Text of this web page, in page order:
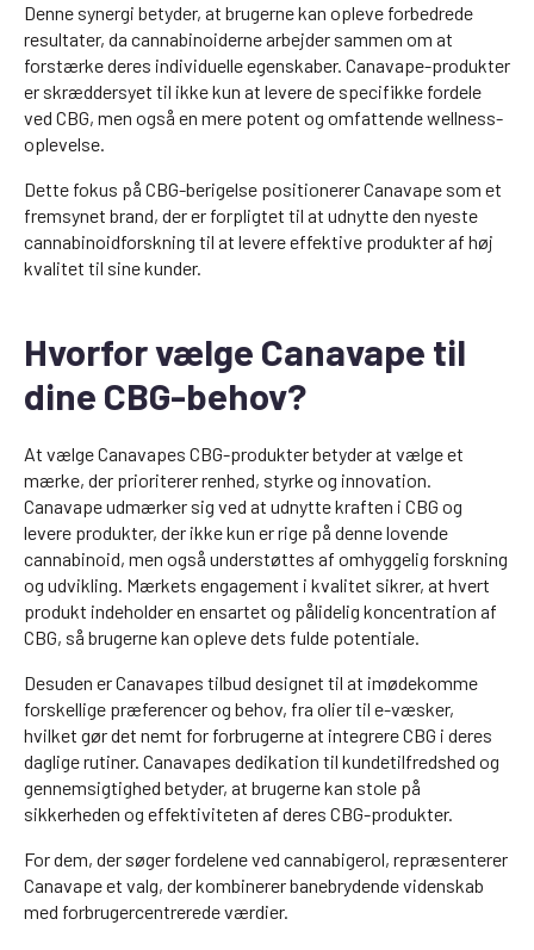
Denne synergi betyder, at brugerne kan opleve forbedrede
resultater, da cannabinoiderne arbejder sammen om at
forstærke deres individuelle egenskaber. Canavape-produkter
er skræddersyet til ikke kun at levere de specifikke fordele
ved CBG, men også en mere potent og omfattende wellness-
oplevelse.
Dette fokus på CBG-berigelse positionerer Canavape som et
fremsynet brand, der er forpligtet til at udnytte den nyeste
cannabinoidforskning til at levere effektive produkter af høj
kvalitet til sine kunder.
Hvorfor vælge Canavape til
dine CBG-behov?
At vælge Canavapes CBG-produkter betyder at vælge et
mærke, der prioriterer renhed, styrke og innovation.
Canavape udmærker sig ved at udnytte kraften i CBG og
levere produkter, der ikke kun er rige på denne lovende
cannabinoid, men også understøttes af omhyggelig forskning
og udvikling. Mærkets engagement i kvalitet sikrer, at hvert
produkt indeholder en ensartet og pålidelig koncentration af
CBG, så brugerne kan opleve dets fulde potentiale.
Desuden er Canavapes tilbud designet til at imødekomme
forskellige præferencer og behov, fra olier til e-væsker,
hvilket gør det nemt for forbrugerne at integrere CBG i deres
daglige rutiner. Canavapes dedikation til kundetilfredshed og
gennemsigtighed betyder, at brugerne kan stole på
sikkerheden og effektiviteten af deres CBG-produkter.
For dem, der søger fordelene ved cannabigerol, repræsenterer
Canavape et valg, der kombinerer banebrydende videnskab
med forbrugercentrerede værdier.